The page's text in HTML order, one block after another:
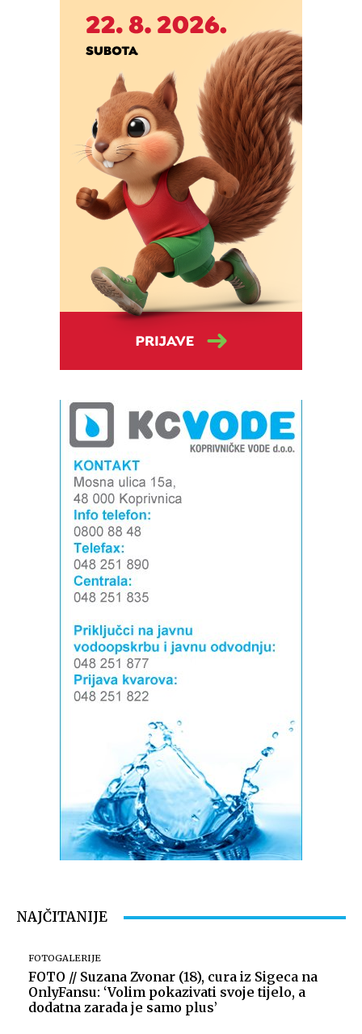
NAJČITANIJE
FOTOGALERIJE
FOTO // Suzana Zvonar (18), cura iz Sigeca na
OnlyFansu: ‘Volim pokazivati svoje tijelo, a
dodatna zarada je samo plus’